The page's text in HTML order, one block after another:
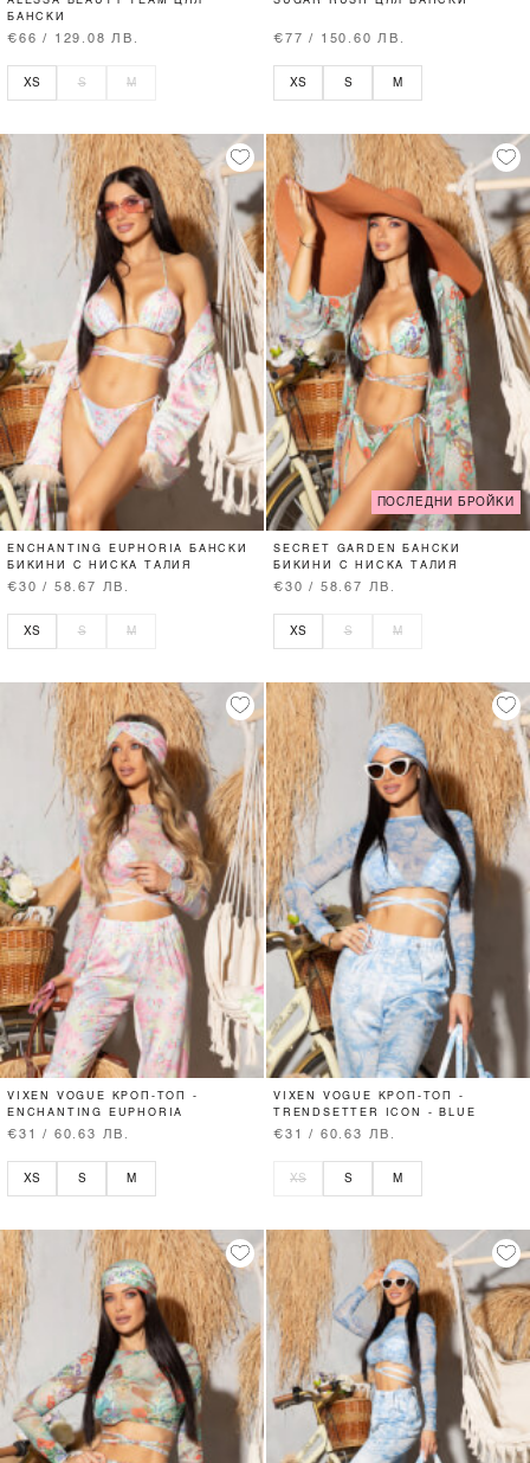
БАНСКИ
€66 / 129.08 ЛВ.
XS S M
€77 / 150.60 ЛВ.
XS S M
ENCHANTING EUPHORIA БАНСКИ
БИКИНИ С НИСКА ТАЛИЯ
€30 / 58.67 ЛВ.
XS S M
ПОСЛЕДНИ БРОЙКИ
SECRET GARDEN БАНСКИ
БИКИНИ С НИСКА ТАЛИЯ
€30 / 58.67 ЛВ.
XS S M
VIXEN VOGUE КРОП-ТОП -
ENCHANTING EUPHORIA
€31 / 60.63 ЛВ.
XS S M
VIXEN VOGUE КРОП-ТОП -
TRENDSETTER ICON - BLUE
€31 / 60.63 ЛВ.
XS S M